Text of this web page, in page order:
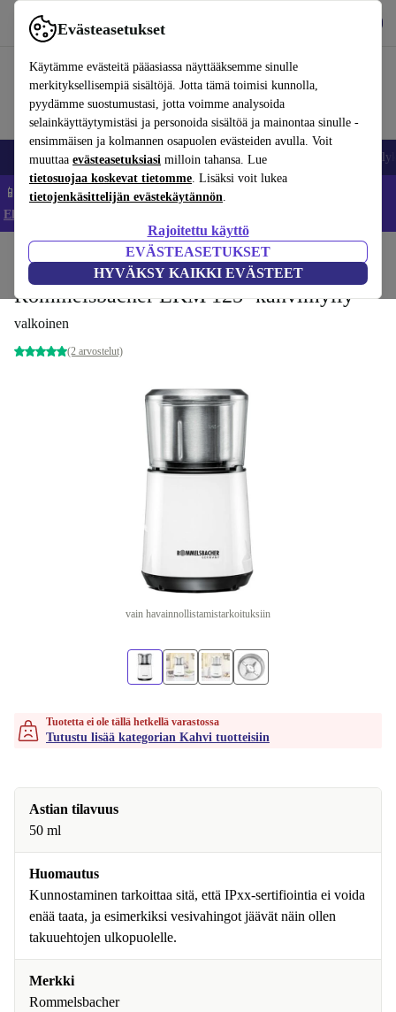
Evästeasetukset
Käytämme evästeitä pääasiassa näyttääksemme sinulle
merkityksellisempiä sisältöjä. Jotta tämä toimisi kunnolla,
pyydämme suostumustasi, jotta voimme analysoida
selainkäyttäytymistäsi ja personoida sisältöä ja mainontaa sinulle -
ensimmäisen ja kolmannen osapuolen evästeiden avulla. Voit
muuttaa evästeasetuksiasi milloin tahansa. Lue
tietosuojaa koskevat tietomme. Lisäksi voit lukea
tietojenkäsittelijän evästekäytännön.
Rajoitettu käyttö
EVÄSTEASETUKSET
HYVÄKSY KAIKKI EVÄSTEET
Käytä refurbed-palvelua nopeasti ja helposti
Matkapuhelimet ja älypuhelimet Kannettavat tietokoneet
📱 Säästä 5 % LISÄÄ iPhoneista – Koodi: IPHONEDEAL –
Ehdot ja säännöt
Juomat Kahvi
Rommelsbacher EKM 125 -kahvimylly
valkoinen
(2 arvostelut)
vain havainnollistamistarkoituksiin
Tuotetta ei ole tällä hetkellä varastossa
Tutustu lisää kategorian Kahvi tuotteisiin
Astian tilavuus
50 ml
Huomautus
Kunnostaminen tarkoittaa sitä, että IPxx-sertifiointia ei voida
enää taata, ja esimerkiksi vesivahingot jäävät näin ollen
takuuehtojen ulkopuolelle.
Merkki
Rommelsbacher